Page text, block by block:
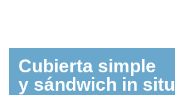
Cubierta simple
y sándwich in situ